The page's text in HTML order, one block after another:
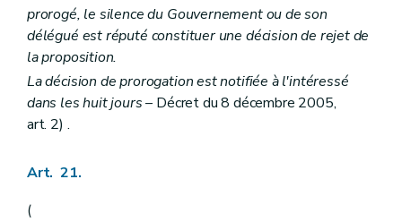
prorogé, le silence du Gouvernement ou de son
délégué est réputé constituer une décision de rejet de
la proposition.
La décision de prorogation est notifiée à l'intéressé
dans les huit jours– Décret du 8 décembre 2005,
art. 2) .
Art. 21.
(